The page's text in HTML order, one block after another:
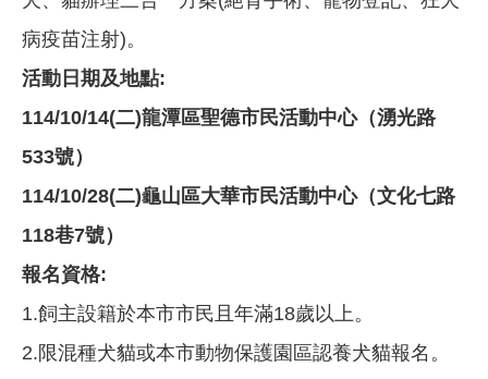
病疫苗注射)。
活動日期及地點:
114/10/14(二)龍潭區聖德市民活動中心（湧光路
533號）
114/10/28(二)龜山區大華市民活動中心（文化七路
118巷7號）
報名資格:
1.飼主設籍於本市市民且年滿18歲以上。
2.限混種犬貓或本市動物保護園區認養犬貓報名。